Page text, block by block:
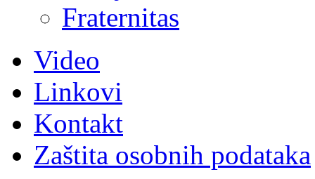
Fraternitas
Video
Linkovi
Kontakt
Zaštita osobnih podataka